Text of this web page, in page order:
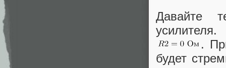
Давайте
.
будет